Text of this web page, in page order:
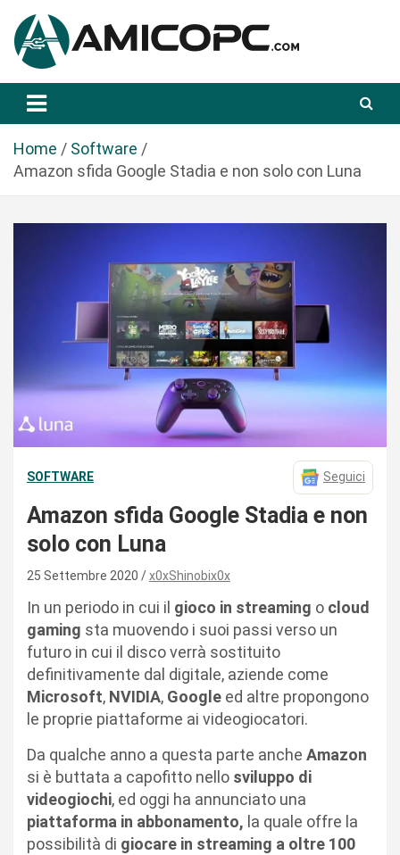
a
Amicopc.com
Home
Software
Amazon sfida Google Stadia e non solo con Luna
SOFTWARE Seguici
Amazon sfida Google Stadia e non
solo con Luna
25 Settembre 2020 x0xShinobix0x
In un periodo in cui il gioco in streaming o cloud
gaming sta muovendo i suoi passi verso un
futuro in cui il disco verrà sostituito
definitivamente dal digitale, aziende come
Microsoft, NVIDIA, Google ed altre propongono
le proprie piattaforme ai videogiocatori.
Da qualche anno a questa parte anche Amazon
si è buttata a capofitto nello sviluppo di
videogiochi, ed oggi ha annunciato una
piattaforma in abbonamento, la quale offre la
possibilità di giocare in streaming a oltre 100